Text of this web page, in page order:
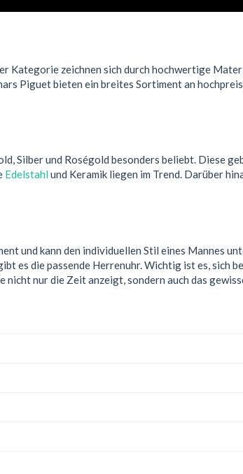
Kategorie zeichnen sich durch hochwertige
Piguet bieten ein breites Sortiment an
Silber und Roségold besonders beliebt. Diese
Edelstahl und Keramik liegen im Trend. Darüber
und kann den individuellen Stil eines Mannes
es die passende Herrenuhr. Wichtig ist es, sich
nicht nur die Zeit anzeigt, sondern auch das